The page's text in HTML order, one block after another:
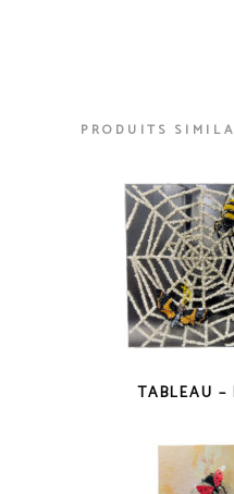
PRODUITS
TABLEAU –